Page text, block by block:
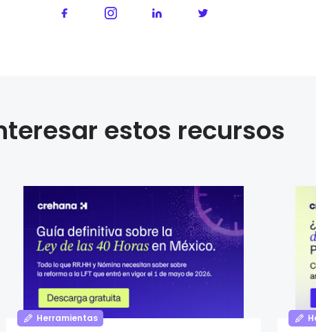
estos recursos
Herramientas